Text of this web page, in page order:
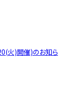
火)開催)のお知ら